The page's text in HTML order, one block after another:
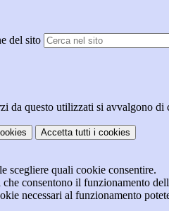
del sito
da questo utilizzati si avvalgono
Accetta tutti i cookies
scegliere quali cookie consentire.
consentono il funzionamento
necessari al funzionamento